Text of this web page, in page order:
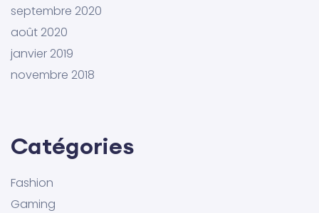
septembre 2020
août 2020
janvier 2019
novembre 2018
Catégories
Fashion
Gaming